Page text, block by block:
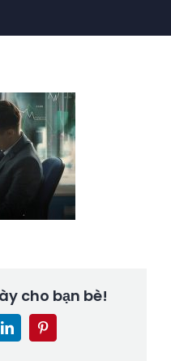
cho bạn bè!
LinkedInPinterest